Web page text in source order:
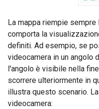
La mappa riempie
comporta la
definiti. Ad esempio, se
videocamera in un angolo
l'angolo è visibile nella
scorrere ulteriormente in
illustra questo scenario.
videocamera: